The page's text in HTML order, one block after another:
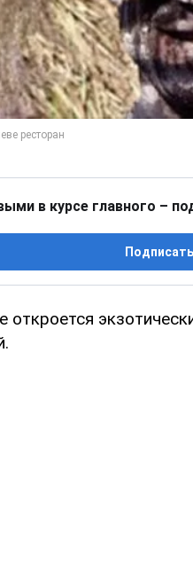
в курсе главного –
откроется